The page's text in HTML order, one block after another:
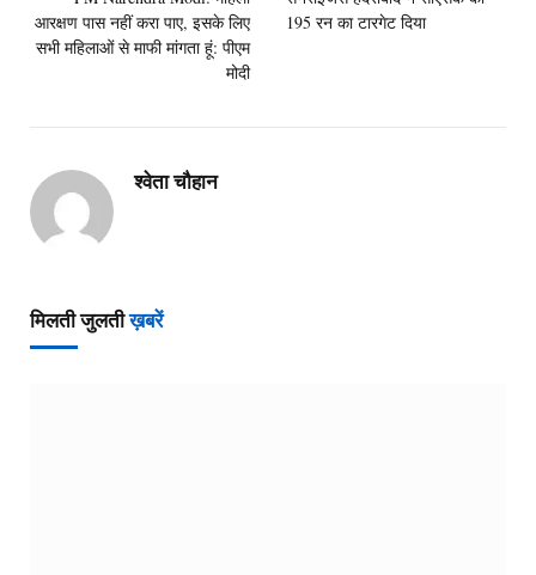
आरक्षण पास नहीं करा पाए, इसके लिए
सभी महिलाओं से माफी मांगता हूं: पीएम
मोदी
195 रन का टारगेट दिया
श्वेता चौहान
मिलती जुलतीख़बरें